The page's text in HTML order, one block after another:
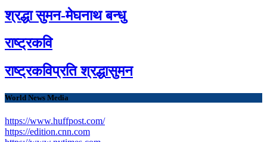
श्रद्धा सुमन-मेघनाथ बन्धु
राष्ट्रकवि
राष्ट्रकविप्रति श्रद्धासुमन
World News Media
https://www.huffpost.com/
https://edition.cnn.com